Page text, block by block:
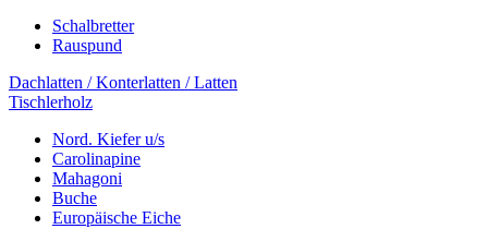
Schalbretter
Rauspund
Dachlatten / Konterlatten / Latten
Tischlerholz
Nord. Kiefer u/s
Carolinapine
Mahagoni
Buche
Europäische Eiche